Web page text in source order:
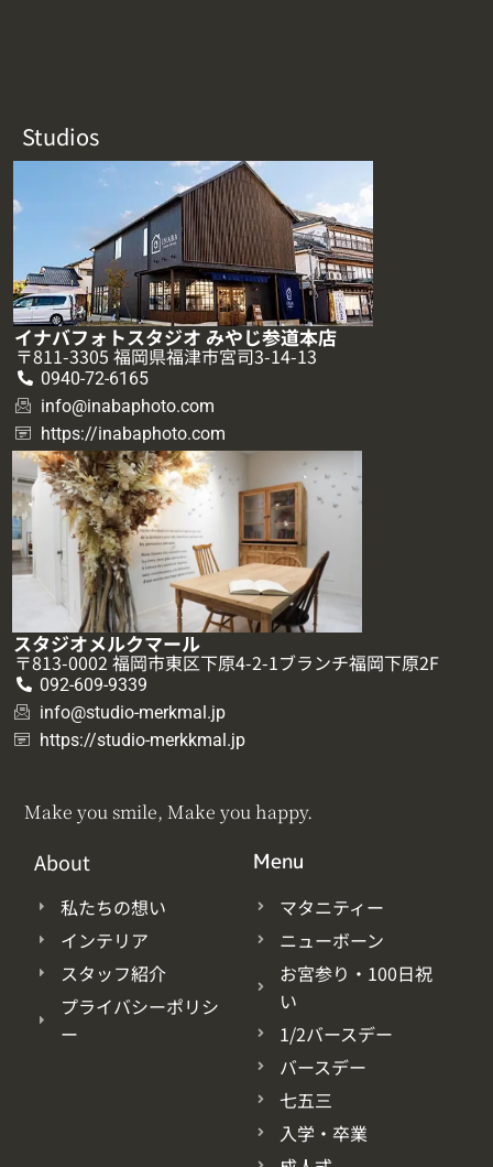
Studios
イナバフォトスタジオ みやじ参道本店
〒811-3305 福岡県福津市宮司3-14-13
0940-72-6165
info@inabaphoto.com
https://inabaphoto.com
スタジオメルクマール
〒813-0002 福岡市東区下原4-2-1ブランチ福岡下原2F
092-609-9339
info@studio-merkmal.jp
https://studio-merkkmal.jp
Make you smile, Make you happy.
About
私たちの想い
インテリア
スタッフ紹介
プライバシーポリシ
ー
Menu
マタニティー
ニューボーン
お宮参り・100日祝
い
1/2バースデー
バースデー
七五三
入学・卒業